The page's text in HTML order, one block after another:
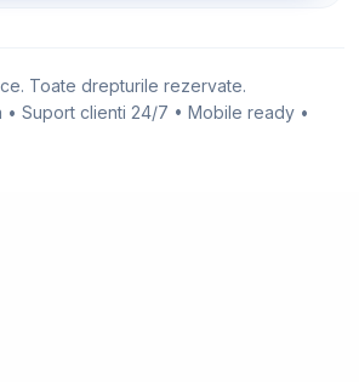
Toate drepturile rezervate.
Suport clienti 24/7 • Mobile ready •